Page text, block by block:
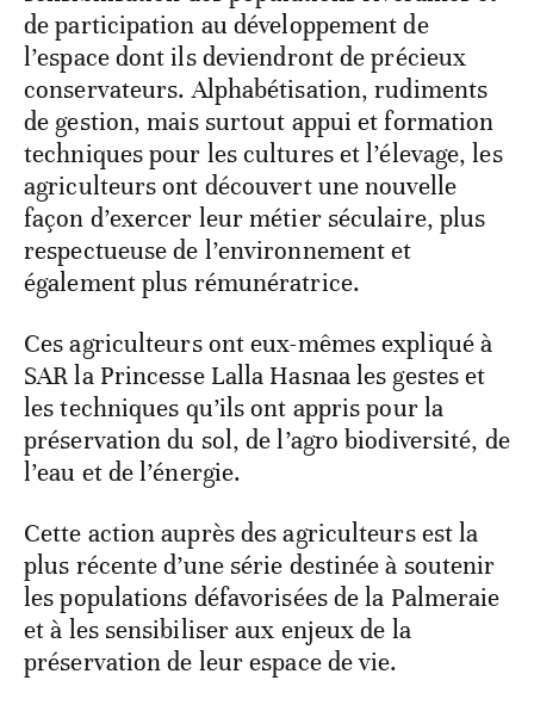
de participation au développement de
l’espace dont ils deviendront de précieux
conservateurs. Alphabétisation, rudiments
de gestion, mais surtout appui et formation
techniques pour les cultures et l’élevage, les
agriculteurs ont découvert une nouvelle
façon d’exercer leur métier séculaire, plus
respectueuse de l’environnement et
également plus rémunératrice.
Ces agriculteurs ont eux-mêmes expliqué à
SAR la Princesse Lalla Hasnaa les gestes et
les techniques qu’ils ont appris pour la
préservation du sol, de l’agro biodiversité, de
l’eau et de l’énergie.
Cette action auprès des agriculteurs est la
plus récente d’une série destinée à soutenir
les populations défavorisées de la Palmeraie
et à les sensibiliser aux enjeux de la
préservation de leur espace de vie.